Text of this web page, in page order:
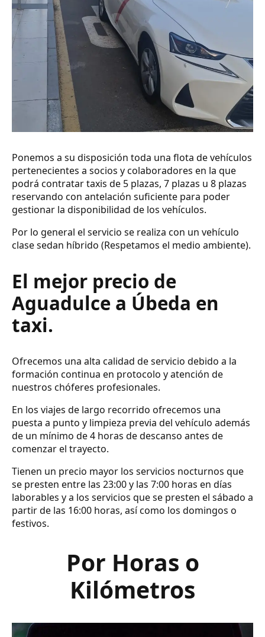
Ponemos a su disposición toda una flota de vehículos
pertenecientes a socios y colaboradores en la que
podrá contratar taxis de 5 plazas, 7 plazas u 8 plazas
reservando con antelación suficiente para poder
gestionar la disponibilidad de los vehículos.
Por lo general el servicio se realiza con un vehículo
clase sedan híbrido (Respetamos el medio ambiente).
El mejor precio de
Aguadulce a Úbeda en
taxi.
Ofrecemos una alta calidad de servicio debido a la
formación continua en protocolo y atención de
nuestros chóferes profesionales.
En los viajes de largo recorrido ofrecemos una
puesta a punto y limpieza previa del vehículo además
de un mínimo de 4 horas de descanso antes de
comenzar el trayecto.
Tienen un precio mayor los servicios nocturnos que
se presten entre las 23:00 y las 7:00 horas en días
laborables y a los servicios que se presten el sábado a
partir de las 16:00 horas, así como los domingos o
festivos.
Por Horas o
Kilómetros